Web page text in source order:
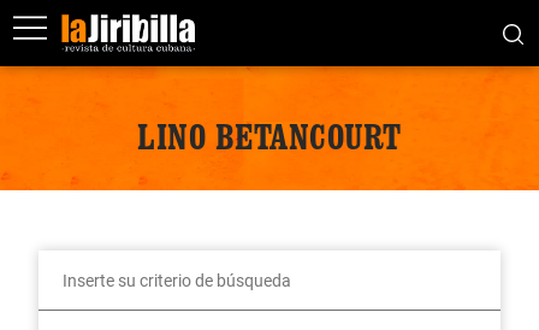
LINO BETANCOURT